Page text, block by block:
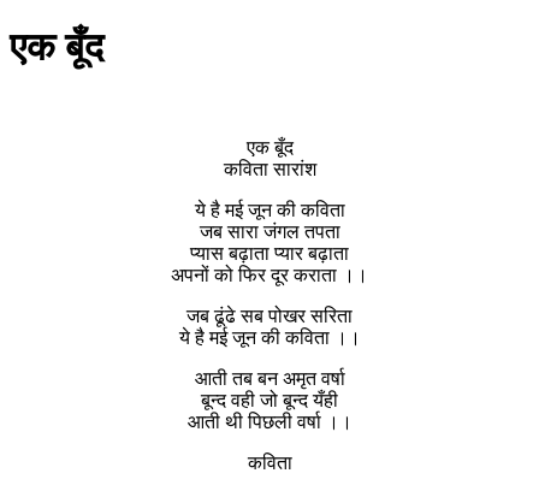
एक बूँद
एक बूँद
कविता सारांश
ये है मई जून की कविता
जब सारा जंगल तपता
प्यास बढ़ाता प्यार बढ़ाता
अपनों को फिर दूर कराता ।।
जब ढूंढे सब पोखर सरिता
ये है मई जून की कविता ।।
आती तब बन अमृत वर्षा
बून्द वही जो बून्द यँही
आती थी पिछली वर्षा ।।
कविता